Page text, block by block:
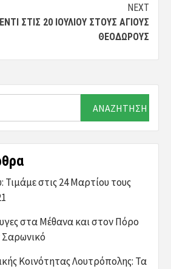
NEXT
ΣΤΙΣ 20 ΙΟΥΛΊΟΥ ΣΤΟΥΣ ΑΓΊΟΥΣ
ΘΕΟΔΏΡΟΥΣ
στις 24 Μαρτίου τους
στα Μέθανα και στον Πόρο
Σαρωνικό
Κοινότητας Λουτρόπολης: Τα